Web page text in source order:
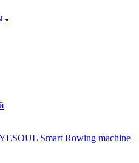
Smart Rowing machine